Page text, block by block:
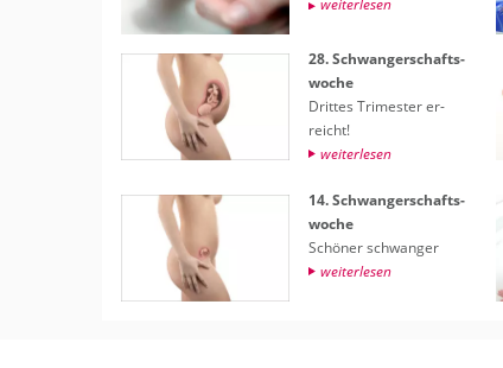
wei­ter­le­sen
28. Schwan­ger­schafts­
wo­che
Drit­tes Tri­mes­ter er­
reicht!
wei­ter­le­sen
14. Schwan­ger­schafts­
wo­che
Schö­ner schwan­ger
wei­ter­le­sen